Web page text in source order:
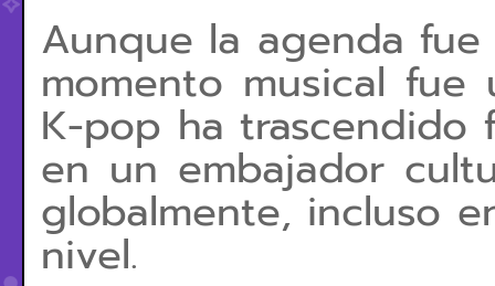
Aunque la agenda
momento musical
K-pop ha trascendido
en un embajador
globalmente, incluso
nivel.